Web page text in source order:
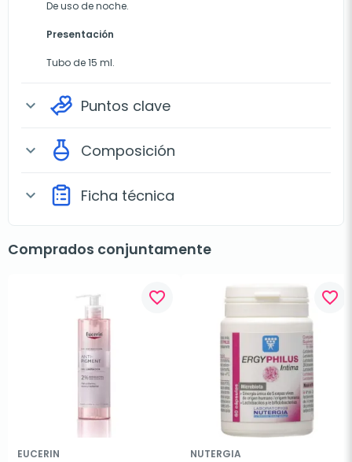
De uso de noche.
Presentación
Tubo de 15 ml.
expand_more Puntos clave
expand_more Composición
expand_more Ficha técnica
Comprados conjuntamente
favorite_border
EUCERIN
favorite_border
NUTERGIA